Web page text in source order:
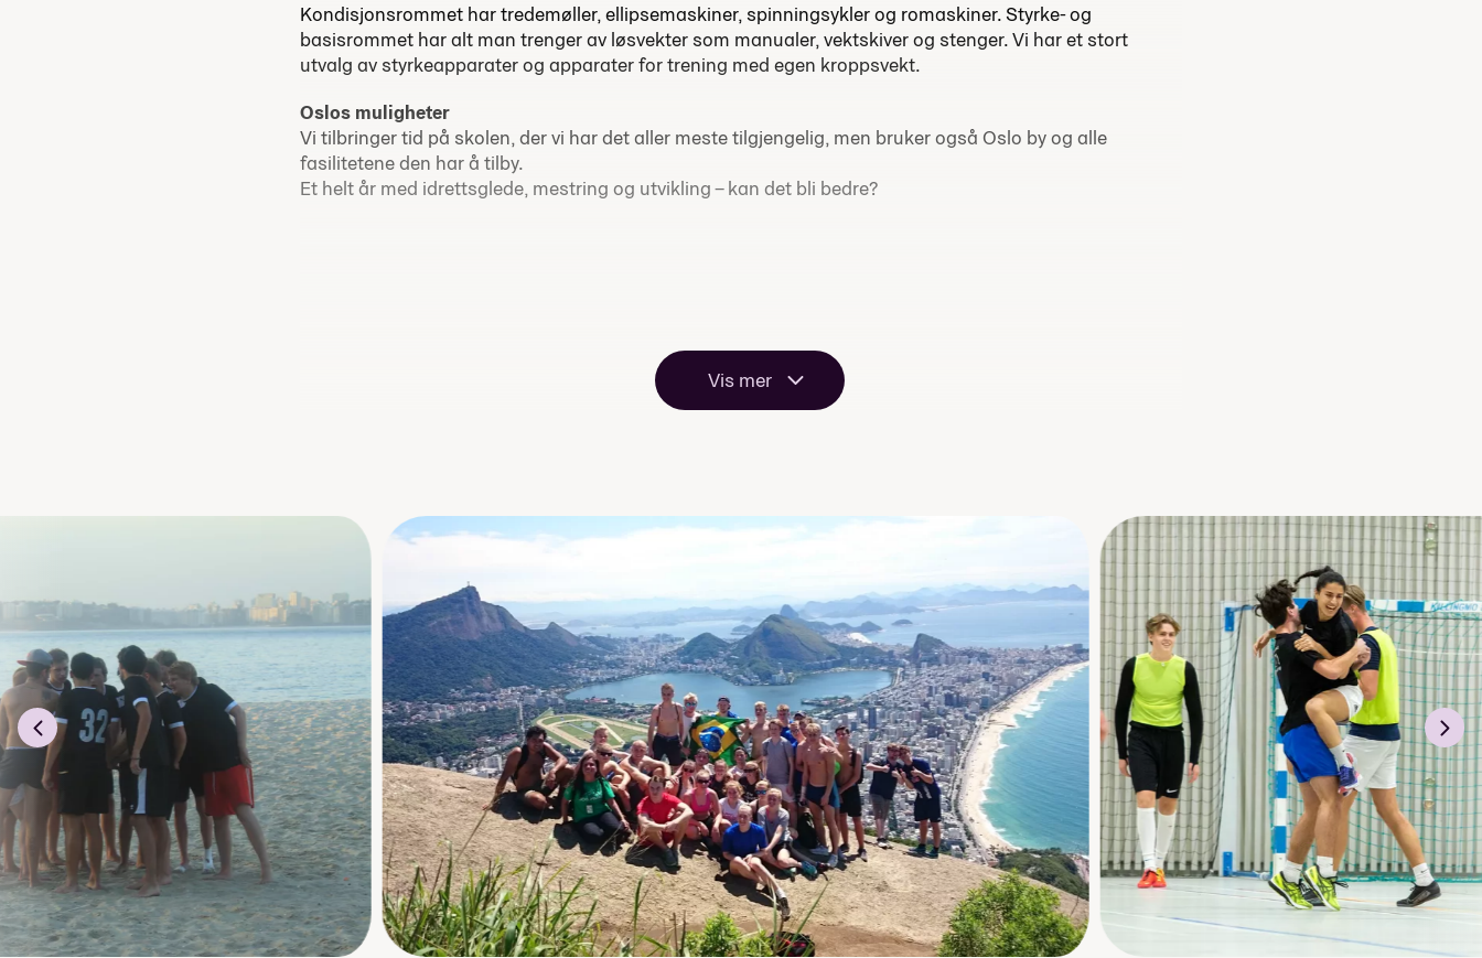
Kondisjonsrommet har tredemøller, ellipsemaskiner, spinningsykler og romaskiner. Styrke- og
basisrommet har alt man trenger av løsvekter som manualer, vektskiver og stenger. Vi har et stort
utvalg av styrkeapparater og apparater for trening med egen kroppsvekt.
Oslos muligheter
Vi tilbringer tid på skolen, der vi har det aller meste tilgjengelig, men bruker også Oslo by og alle
fasilitetene den har å tilby.
Et helt år med idrettsglede, mestring og utvikling – kan det bli bedre?
Vis mer